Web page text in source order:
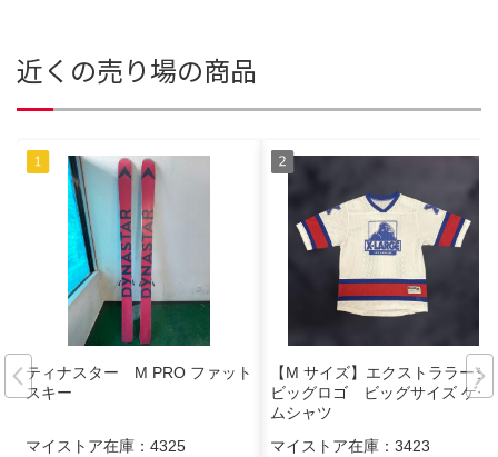
近くの売り場の商品
ティナスター M PRO ファット
スキー
マイストア在庫： 4325
【M サイズ】エクストララージ
ビッグロゴ ビッグサイズ ゲー
ムシャツ
マイストア在庫： 3423